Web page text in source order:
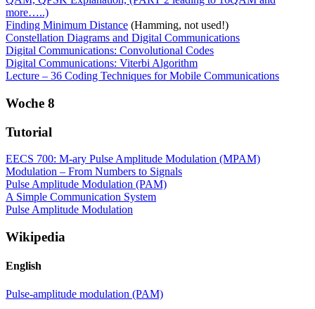
more…..)
Finding Minimum Distance (Hamming, not used!)
Constellation Diagrams and Digital Communications
Digital Communications: Convolutional Codes
Digital Communications: Viterbi Algorithm
Lecture – 36 Coding Techniques for Mobile Communications
Woche 8
Tutorial
EECS 700: M-ary Pulse Amplitude Modulation (MPAM)
Modulation – From Numbers to Signals
Pulse Amplitude Modulation (PAM)
A Simple Communication System
Pulse Amplitude Modulation
Wikipedia
English
Pulse-amplitude modulation (PAM)